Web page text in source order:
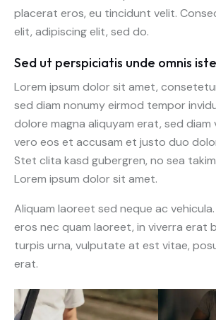
placerat eros, eu tincidunt velit.
elit, adipiscing elit, sed do.
Sed ut perspiciatis unde omnis
Lorem ipsum dolor sit amet,
sed diam nonumy eirmod tempor
dolore magna aliquyam erat, sed diam
vero eos et accusam et justo duo
Stet clita kasd gubergren, no sea
Lorem ipsum dolor sit amet.
Aliquam laoreet sed neque ac
eros nec quam laoreet, in viverra erat
turpis urna, vulputate at est vitae,
erat.